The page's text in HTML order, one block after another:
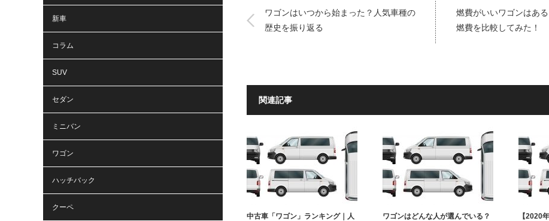
ワゴンはいつから始まった？人気車種の
歴史を振り返る
燃費がいいワゴンはあ
燃費を比較してみた！
関連記事
中古車「ワゴン」ランキング｜人
ワゴンはどんな人が選んでいる？
【2020
新車
コラム
SUV
セダン
ミニバン
ワゴン
ハッチバック
クーペ